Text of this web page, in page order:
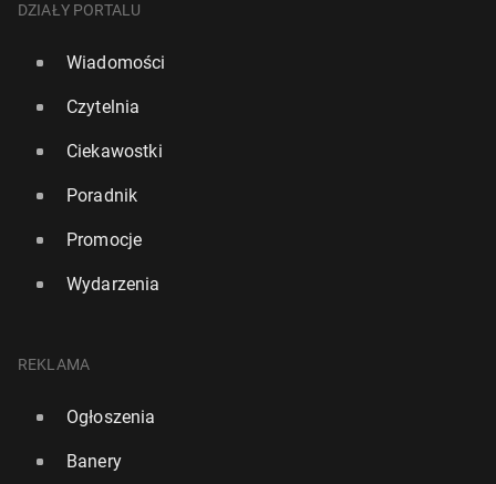
DZIAŁY PORTALU
Wiadomości
Czytelnia
Ciekawostki
Poradnik
Promocje
Wydarzenia
REKLAMA
Ogłoszenia
Banery